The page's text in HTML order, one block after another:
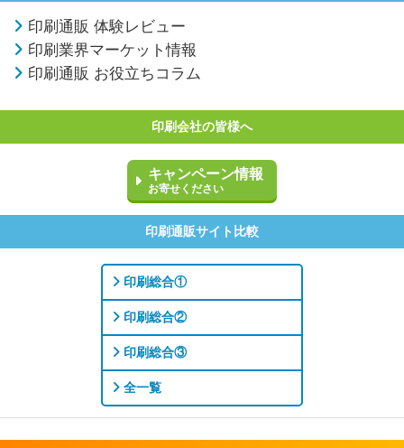
印刷通販 体験レビュー
印刷業界マーケット情報
印刷通販 お役立ちコラム
印刷会社の皆様へ
キャンペーン情報
お寄せください
印刷通販サイト比較
印刷総合①
印刷総合②
印刷総合③
全一覧